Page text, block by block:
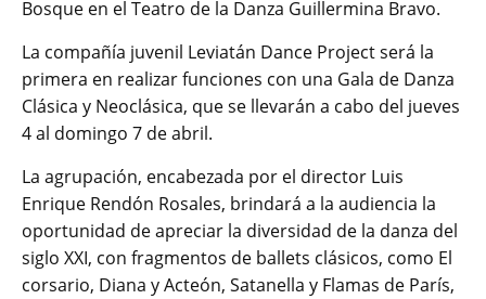
Bosque en el Teatro de la Danza Guillermina Bravo.
La compañía juvenil Leviatán Dance Project será la
primera en realizar funciones con una Gala de Danza
Clásica y Neoclásica, que se llevarán a cabo del jueves
4 al domingo 7 de abril.
La agrupación, encabezada por el director Luis
Enrique Rendón Rosales, brindará a la audiencia la
oportunidad de apreciar la diversidad de la danza del
siglo XXI, con fragmentos de ballets clásicos, como El
corsario, Diana y Acteón, Satanella y Flamas de París,